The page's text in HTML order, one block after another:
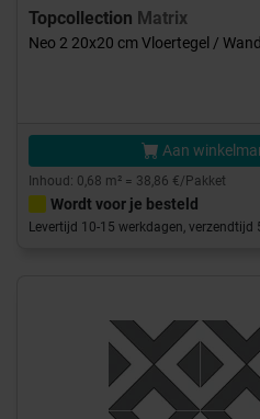
Topcollection Matrix
Neo 2 20x20 cm Vloertegel /
Aan
Inhoud: 0,68 m² = 38,86 €/Pakket
Wordt voor je besteld
Levertijd 10-15 werkdagen, verzendtijd